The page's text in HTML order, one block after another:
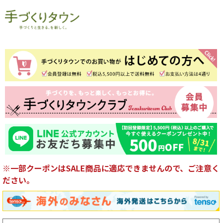
※一部クーポンはSALE商品に適応できませんので、ご注意く
ださい。